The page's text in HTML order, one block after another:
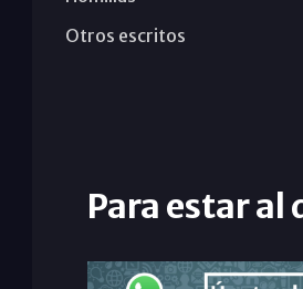
Otros escritos
Para estar al